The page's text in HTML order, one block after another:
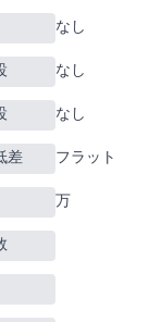
なし
なし
なし
差 フラット
152万m2